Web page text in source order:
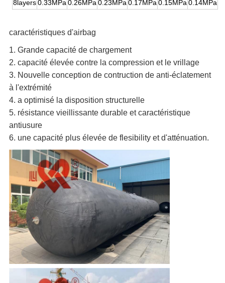
8layers0.33MPa0.26MPa0.23MPa0.17MPa0.15MPa0.14MPa
caractéristiques d'airbag
1. Grande capacité de chargement
2. capacité élevée contre la compression et le vrillage
3. Nouvelle conception de contruction de anti-éclatement
à l'extrémité
4. a optimisé la disposition structurelle
5. résistance vieillissante durable et caractéristique
antiusure
6. une capacité plus élevée de flesibility et d'atténuation.